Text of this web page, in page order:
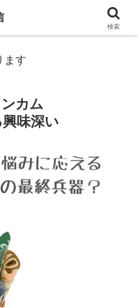
ます
カム
味深い
検索